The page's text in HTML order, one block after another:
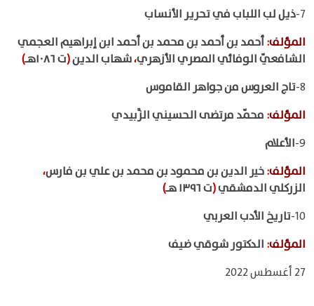
7- ذيل لب اللباب في تحرير الأنساب
المؤلف:أحمد بن أحمد بن محمد بن أحمد ابن إبراهيم العجمي
الشافعيّ الوفائي المصري الأزهري،شهاب الدين(ت ١٠٨٦هـ
)
8- تاج العروس من جواهر القاموس
المؤلف: محمّد مرتضى الحسيني الزَّبيدي
9- الأعلام
المؤلف:خير الدين بن محمود بن محمد بن علي بن فارس،
الزركلي الدمشقي(ت ١٣٩٦ هـ
)
10- تاريخ الأدب العربي
المؤلف: الدكتور شوقي ضيف
27 أغسطس 2022